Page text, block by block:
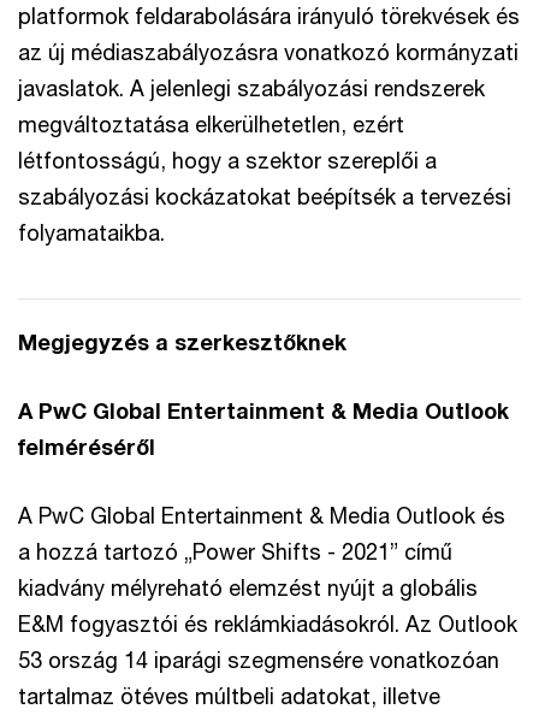
platformok feldarabolására irányuló törekvések és
az új médiaszabályozásra vonatkozó kormányzati
javaslatok. A jelenlegi szabályozási rendszerek
megváltoztatása elkerülhetetlen, ezért
létfontosságú, hogy a szektor szereplői a
szabályozási kockázatokat beépítsék a tervezési
folyamataikba.
Megjegyzés a szerkesztőknek
A PwC Global Entertainment & Media Outlook
felméréséről
A PwC Global Entertainment & Media Outlook és
a hozzá tartozó „Power Shifts - 2021” című
kiadvány mélyreható elemzést nyújt a globális
E&M fogyasztói és reklámkiadásokról. Az Outlook
53 ország 14 iparági szegmensére vonatkozóan
tartalmaz ötéves múltbeli adatokat, illetve